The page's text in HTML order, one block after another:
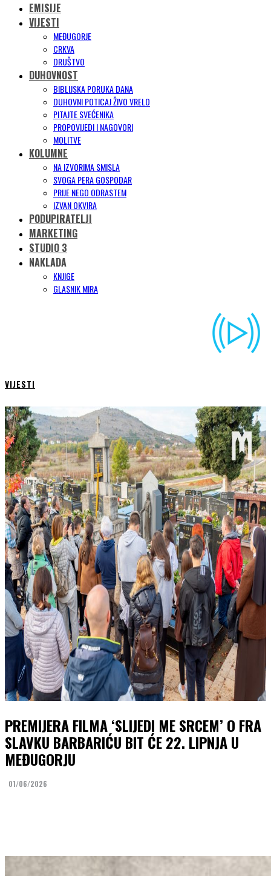
EMISIJE
VIJESTI
MEĐUGORJE
CRKVA
DRUŠTVO
DUHOVNOST
BIBLIJSKA PORUKA DANA
DUHOVNI POTICAJ ŽIVO VRELO
PITAJTE SVEĆENIKA
PROPOVIJEDI I NAGOVORI
MOLITVE
KOLUMNE
NA IZVORIMA SMISLA
SVOGA PERA GOSPODAR
PRIJE NEGO ODRASTEM
IZVAN OKVIRA
PODUPIRATELJI
MARKETING
STUDIO 3
NAKLADA
KNJIGE
GLASNIK MIRA
VIJESTI
PREMIJERA FILMA ‘SLIJEDI ME SRCEM’ O FRA
SLAVKU BARBARIĆU BIT ĆE 22. LIPNJA U
MEĐUGORJU
01/06/2026